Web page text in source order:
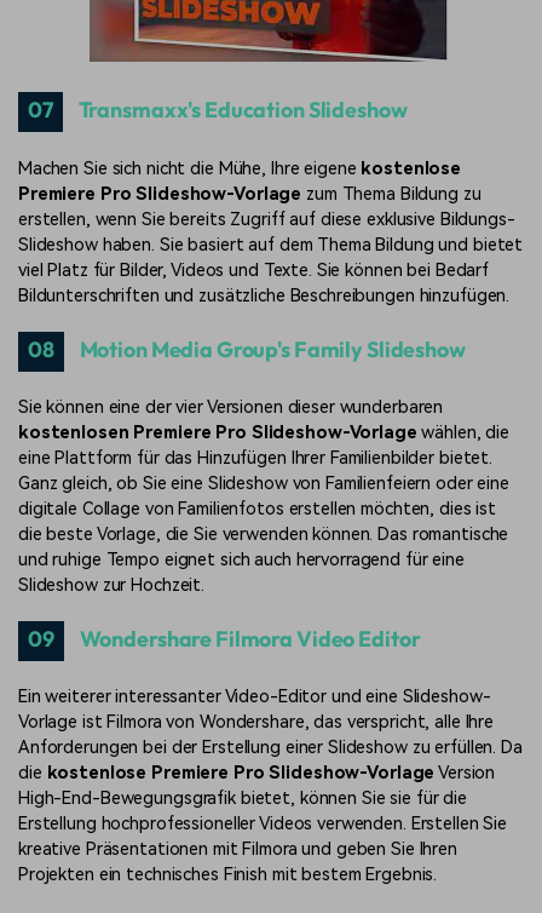
07 Transmaxx's Education Slideshow
Machen Sie sich nicht die Mühe, Ihre eigene kostenlose
Premiere Pro Slideshow-Vorlage zum Thema Bildung zu
erstellen, wenn Sie bereits Zugriff auf diese exklusive Bildungs-
Slideshow haben. Sie basiert auf dem Thema Bildung und bietet
viel Platz für Bilder, Videos und Texte. Sie können bei Bedarf
Bildunterschriften und zusätzliche Beschreibungen hinzufügen.
08 Motion Media Group's Family Slideshow
Sie können eine der vier Versionen dieser wunderbaren
kostenlosen Premiere Pro Slideshow-Vorlage wählen, die
eine Plattform für das Hinzufügen Ihrer Familienbilder bietet.
Ganz gleich, ob Sie eine Slideshow von Familienfeiern oder eine
digitale Collage von Familienfotos erstellen möchten, dies ist
die beste Vorlage, die Sie verwenden können. Das romantische
und ruhige Tempo eignet sich auch hervorragend für eine
Slideshow zur Hochzeit.
09 Wondershare Filmora Video Editor
Ein weiterer interessanter Video-Editor und eine Slideshow-
Vorlage ist Filmora von Wondershare, das verspricht, alle Ihre
Anforderungen bei der Erstellung einer Slideshow zu erfüllen. Da
die kostenlose Premiere Pro Slideshow-Vorlage Version
High-End-Bewegungsgrafik bietet, können Sie sie für die
Erstellung hochprofessioneller Videos verwenden. Erstellen Sie
kreative Präsentationen mit Filmora und geben Sie Ihren
Projekten ein technisches Finish mit bestem Ergebnis.